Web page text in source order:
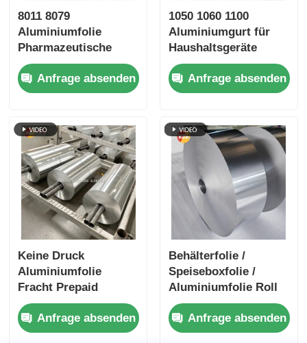
8011 8079
Aluminiumfolie
Pharmazeutische
Aluminiumfolie
Blisterfolie High Dyne
Easy Peel
Prägelt Silber-
Goldfolie Luftschutz
medizinische
Verpackung
Barrierefolie
Anfrage absenden
1050 1060 1100
Aluminiumgurt für
Haushaltsgeräte
Sportgeräte
Anfrage absenden
Keine Druck
Aluminiumfolie
Fracht Prepaid
geeignet für
Verpackungen
Isolierung Kochen
Anfrage absenden
Behälterfolie /
Speiseboxfolie /
Aluminiumfolie Roll
anpassbar ♪
Legierungen 3003 &
8011 ♪
Anfrage absenden